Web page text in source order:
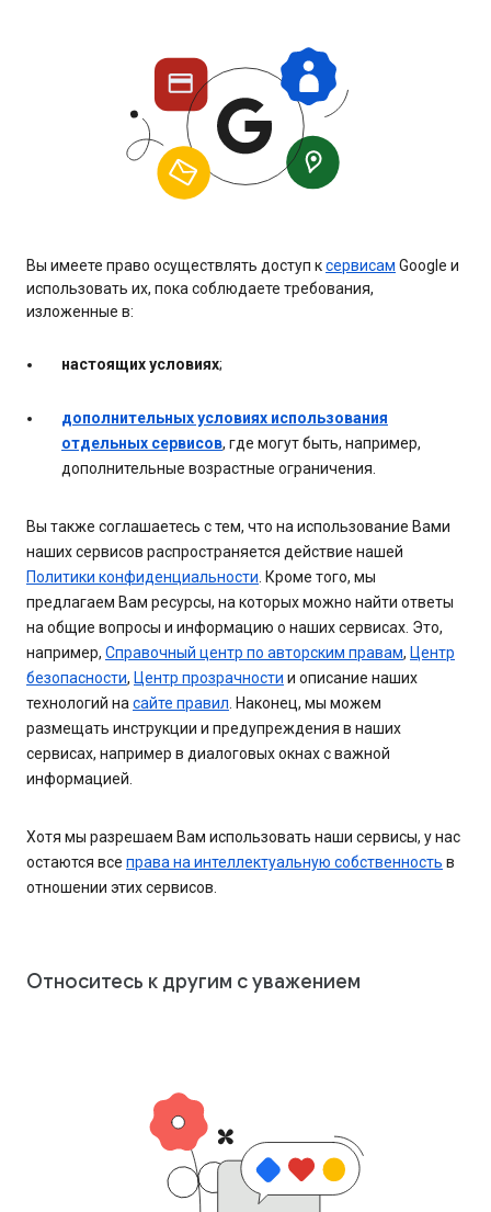
Вы имеете право осуществлять доступ ксервисам Google и
использовать их, пока соблюдаете требования,
изложенные в:
настоящих условиях;
дополнительных условиях использования
отдельных сервисов, где могут быть, например,
дополнительные возрастные ограничения.
Вы также соглашаетесь с тем, что на использование Вами
наших сервисов распространяется действие нашей
Политики конфиденциальности . Кроме того, мы
предлагаем Вам ресурсы, на которых можно найти ответы
на общие вопросы и информацию о наших сервисах. Это,
например, Справочный центр по авторским правам, Центр
безопасности, Центр прозрачности и описание наших
технологий на сайте правил . Наконец, мы можем
размещать инструкции и предупреждения в наших
сервисах, например в диалоговых окнах с важной
информацией.
Хотя мы разрешаем Вам использовать наши сервисы, у нас
остаются все права на интеллектуальную собственность в
отношении этих сервисов.
Относитесь к другим с уважением